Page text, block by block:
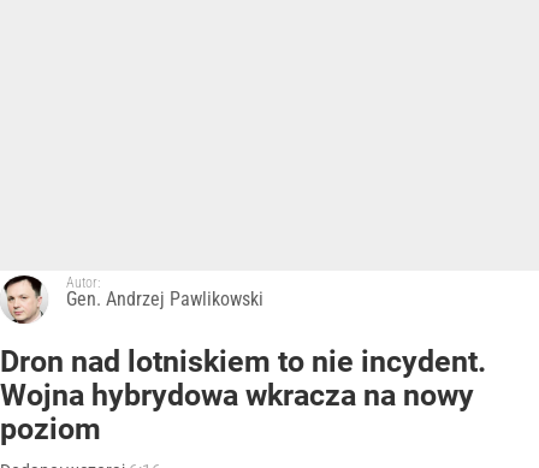
Autor:
Gen. Andrzej Pawlikowski
Dron nad lotniskiem to nie incydent.
Wojna hybrydowa wkracza na nowy
poziom